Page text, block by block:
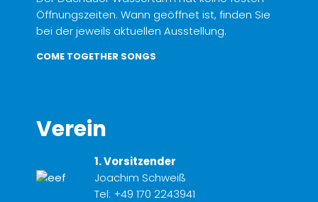
Öffnungszeiten. Wann geöffnet ist, finden Sie
bei der jeweils aktuellen Ausstellung.
COME TOGETHER SONGS
Verein
1. Vorsitzender
Joachim Schweiß
Tel: +49 170 2243941